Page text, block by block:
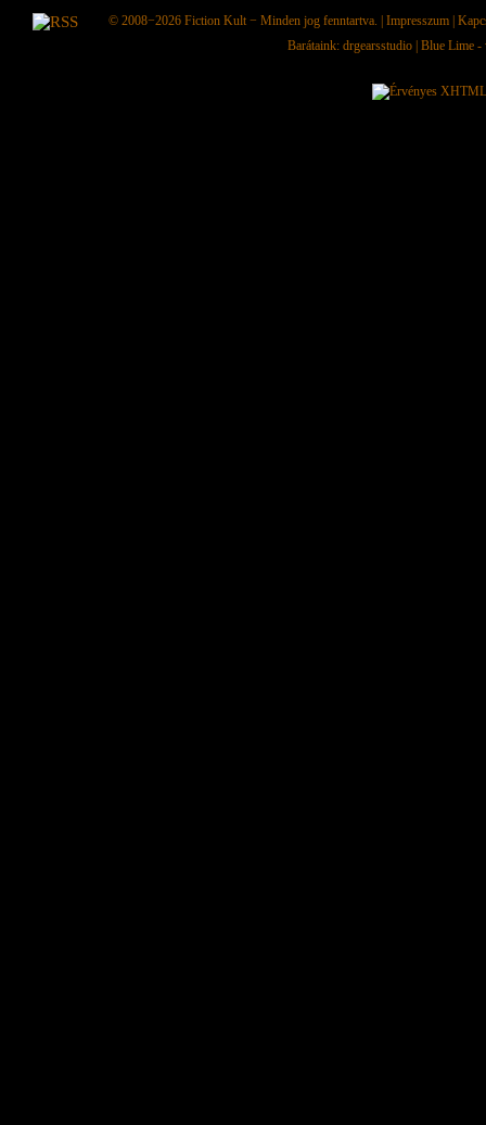
© 2008−2026 Fiction Kult − Minden jog fenntartva. | Impresszum
Barátaink: drgearsstudio Blue Lime -